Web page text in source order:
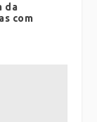
da
com